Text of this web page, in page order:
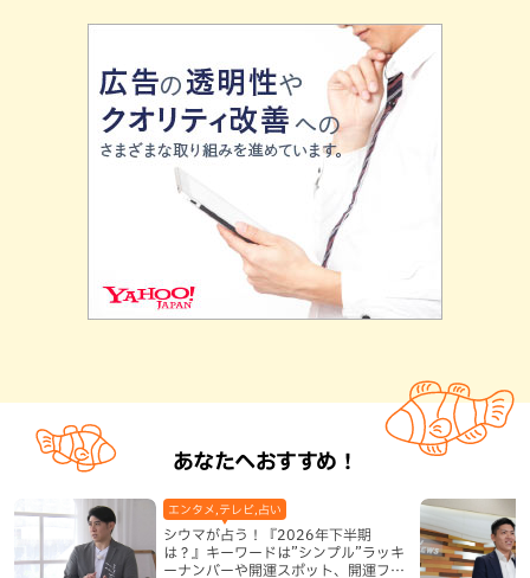
あなたへおすすめ！
シウマが占う！『2026年下半期
は？』キーワードは”シンプル”ラッキ
ーナンバーや開運スポット、開運フー
エンタメ,テレビ,占い